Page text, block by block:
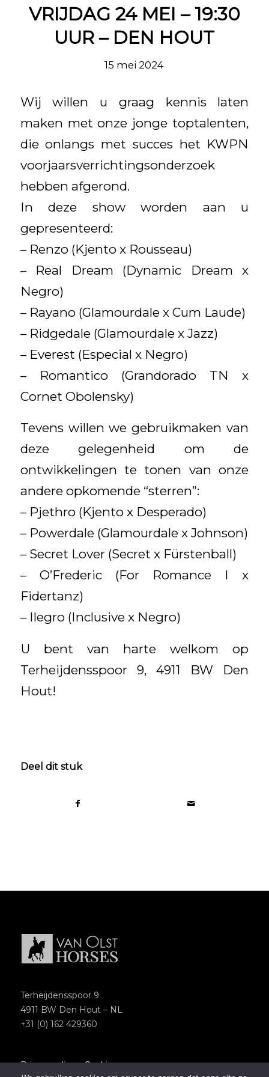
VRIJDAG 24 MEI – 19:30
UUR – DEN HOUT
15 mei 2024
Wij willen u graag kennis laten
maken met onze jonge toptalenten,
die onlangs met succes het KWPN
voorjaarsverrichtingsonderzoek
hebben afgerond.
In deze show worden aan u
gepresenteerd:
– Renzo (Kjento x Rousseau)
– Real Dream (Dynamic Dream x
Negro)
– Rayano (Glamourdale x Cum Laude)
– Ridgedale (Glamourdale x Jazz)
– Everest (Especial x Negro)
– Romantico (Grandorado TN x
Cornet Obolensky)
Tevens willen we gebruikmaken van
deze gelegenheid om de
ontwikkelingen te tonen van onze
andere opkomende “sterren”:
– Pjethro (Kjento x Desperado)
– Powerdale (Glamourdale x Johnson)
– Secret Lover (Secret x Fürstenball)
– O’Frederic (For Romance I x
Fidertanz)
– Ilegro (Inclusive x Negro)
U bent van harte welkom op
Terheijdensspoor 9, 4911 BW Den
Hout!
Deel dit stuk
Terheijdensspoor 9
4911 BW Den Hout – NL
+31 (0) 162 429360
Privacypolicy–Cookies